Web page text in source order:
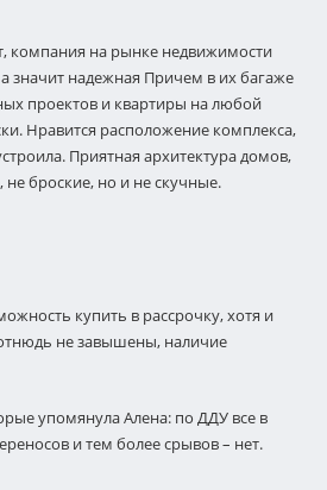
компания на рынке недвижимости
значит надежная Причем в их багаже
проектов и квартиры на любой
Нравится расположение комплекса,
Приятная архитектура домов,
не броские, но и не скучные.
купить в рассрочку, хотя и
не завышены, наличие
упомянула Алена: по ДДУ все в
и тем более срывов – нет.